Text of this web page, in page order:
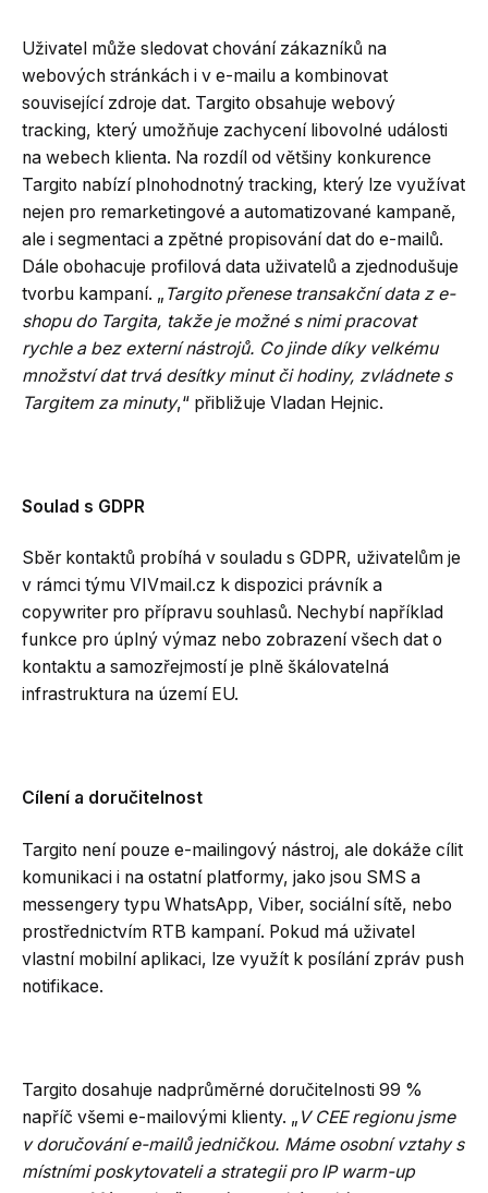
Uživatel může sledovat chování zákazníků na
webových stránkách i v e-mailu a kombinovat
související zdroje dat. Targito obsahuje webový
tracking, který umožňuje zachycení libovolné události
na webech klienta. Na rozdíl od většiny konkurence
Targito nabízí plnohodnotný tracking, který lze využívat
nejen pro remarketingové a automatizované kampaně,
ale i segmentaci a zpětné propisování dat do e-mailů.
Dále obohacuje profilová data uživatelů a zjednodušuje
tvorbu kampaní. „ Targito přenese transakční data z e-
shopu do Targita, takže je možné s nimi pracovat
rychle a bez externí nástrojů. Co jinde díky velkému
množství dat trvá desítky minut či hodiny, zvládnete s
Targitem za minuty,“ přibližuje Vladan Hejnic.
Soulad s GDPR
Sběr kontaktů probíhá v souladu s GDPR, uživatelům je
v rámci týmu VIVmail.cz k dispozici právník a
copywriter pro přípravu souhlasů. Nechybí například
funkce pro úplný výmaz nebo zobrazení všech dat o
kontaktu a samozřejmostí je plně škálovatelná
infrastruktura na území EU.
Cílení a doručitelnost
Targito není pouze e-mailingový nástroj, ale dokáže cílit
komunikaci i na ostatní platformy, jako jsou SMS a
messengery typu WhatsApp, Viber, sociální sítě, nebo
prostřednictvím RTB kampaní. Pokud má uživatel
vlastní mobilní aplikaci, lze využít k posílání zpráv push
notifikace.
Targito dosahuje nadprůměrné doručitelnosti 99 %
napříč všemi e-mailovými klienty. „ V CEE regionu jsme
v doručování e-mailů jedničkou. Máme osobní vztahy s
místními poskytovateli a strategii pro IP warm-up